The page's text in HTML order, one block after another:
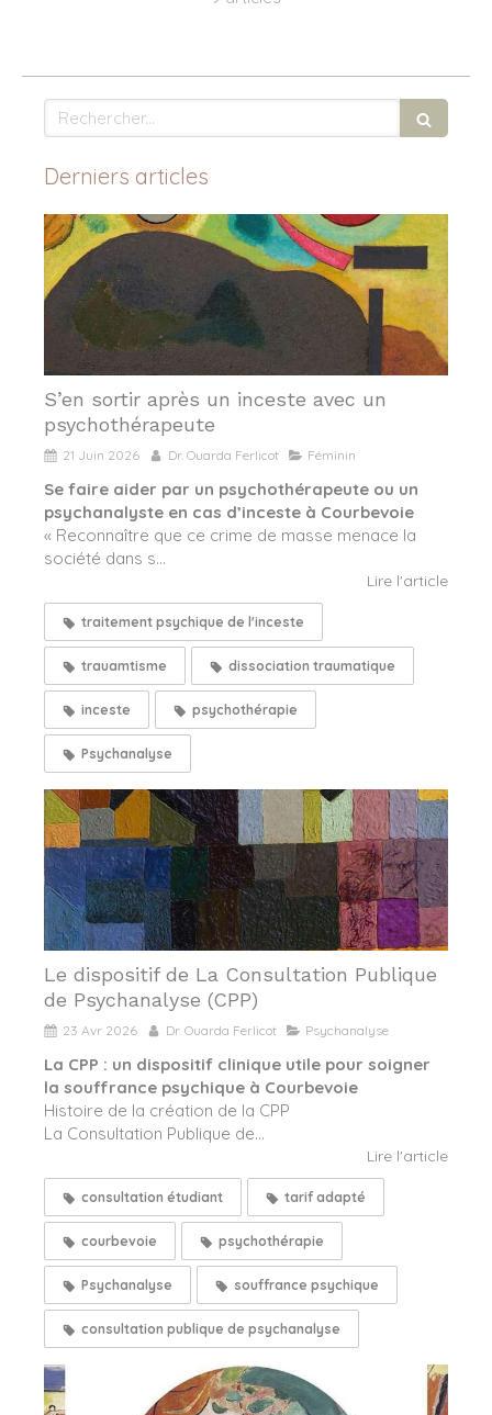
Rechercher
Derniers articles
S’en sortir après un inceste avec un
psychothérapeute
21 Juin 2026 Dr. Ouarda Ferlicot Féminin
Se faire aider par un psychothérapeute ou un
psychanalyste en cas d’inceste à Courbevoie
« Reconnaître que ce crime de masse menace la
société dans s...
Lire l'article
traitement psychique de l'inceste
trauamtisme dissociation traumatique
inceste psychothérapie
Psychanalyse
Le dispositif de La Consultation Publique
de Psychanalyse (CPP)
23 Avr 2026 Dr. Ouarda Ferlicot Psychanalyse
La CPP : un dispositif clinique utile pour soigner
la souffrance psychique à Courbevoie
Histoire de la création de la CPP
La Consultation Publique de...
Lire l'article
consultation étudiant tarif adapté
courbevoie psychothérapie
Psychanalyse souffrance psychique
consultation publique de psychanalyse